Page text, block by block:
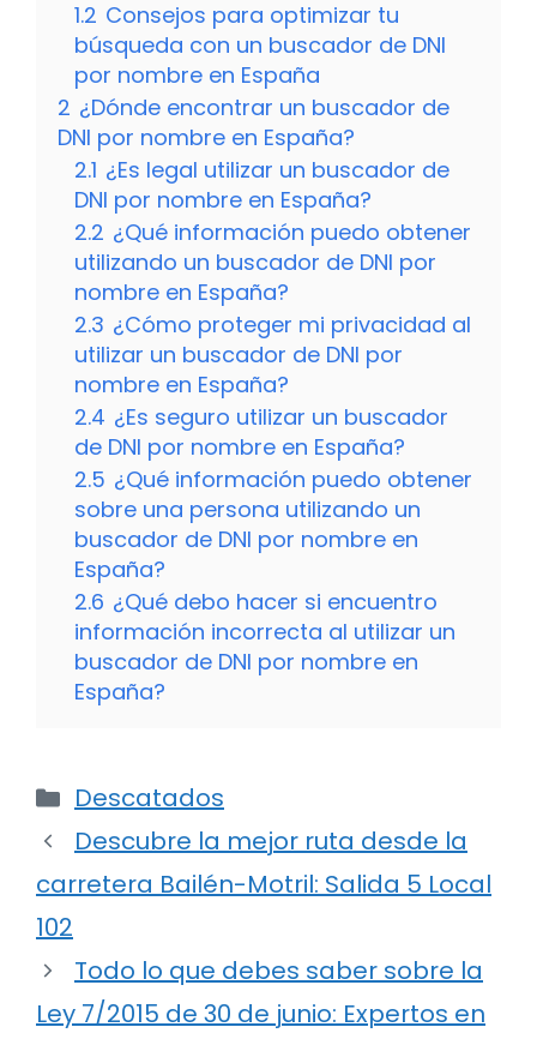
1.2 Consejos para optimizar tu
búsqueda con un buscador de DNI
por nombre en España
2 ¿Dónde encontrar un buscador de
DNI por nombre en España?
2.1 ¿Es legal utilizar un buscador de
DNI por nombre en España?
2.2 ¿Qué información puedo obtener
utilizando un buscador de DNI por
nombre en España?
2.3 ¿Cómo proteger mi privacidad al
utilizar un buscador de DNI por
nombre en España?
2.4 ¿Es seguro utilizar un buscador
de DNI por nombre en España?
2.5 ¿Qué información puedo obtener
sobre una persona utilizando un
buscador de DNI por nombre en
España?
2.6 ¿Qué debo hacer si encuentro
información incorrecta al utilizar un
buscador de DNI por nombre en
España?
Categorías
Descatados
Descubre la mejor ruta desde la
carretera Bailén-Motril: Salida 5 Local
102
Todo lo que debes saber sobre la
Ley 7/2015 de 30 de junio: Expertos en